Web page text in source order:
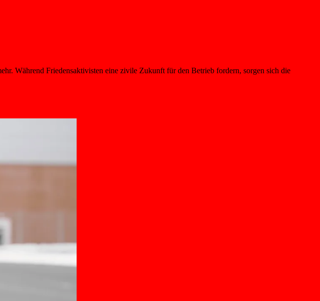
Während Friedensaktivisten eine zivile Zukunft für den Betrieb fordern, sorgen sich die